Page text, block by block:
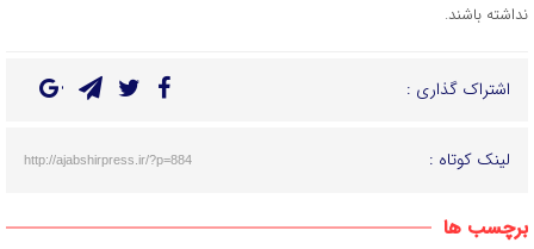
نداشته باشند.
اشتراک گذاری :
لینک کوتاه : http://ajabshirpress.ir/?p=884
برچسب ها